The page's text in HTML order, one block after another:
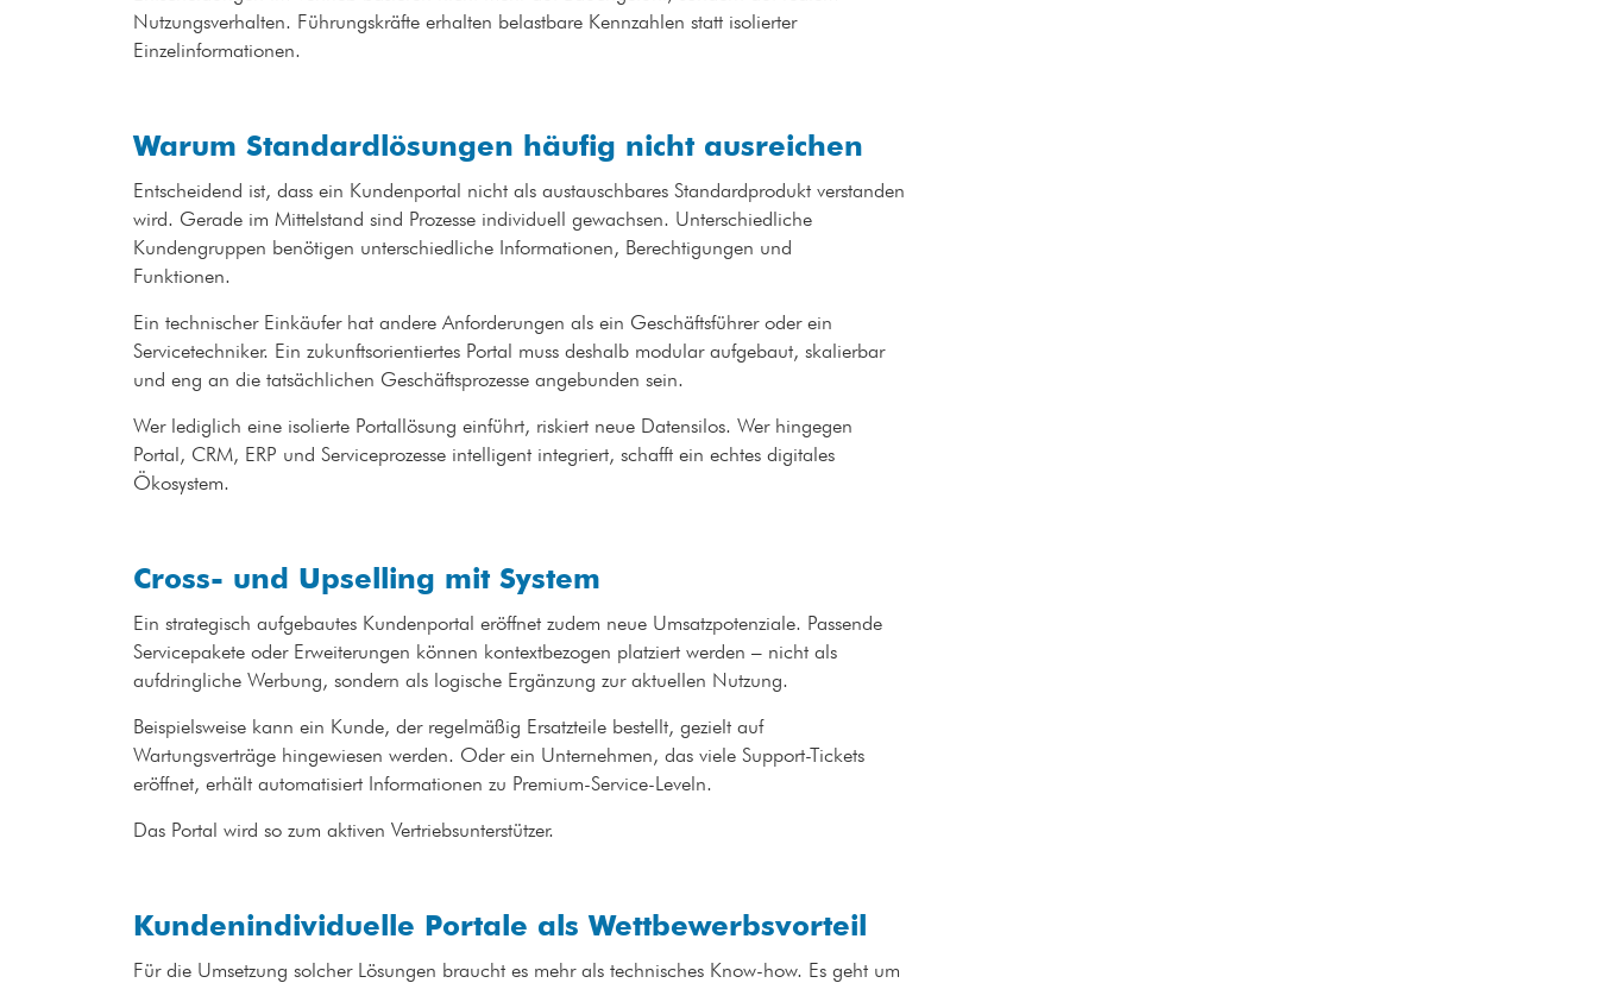
Nutzungsverhalten. Führungskräfte erhalten belastbare Kennzahlen statt isolierter
Einzelinformationen.
Warum Standardlösungen häufig nicht ausreichen
Entscheidend ist, dass ein Kundenportal nicht als austauschbares Standardprodukt verstanden
wird. Gerade im Mittelstand sind Prozesse individuell gewachsen. Unterschiedliche
Kundengruppen benötigen unterschiedliche Informationen, Berechtigungen und
Funktionen.
Ein technischer Einkäufer hat andere Anforderungen als ein Geschäftsführer oder ein
Servicetechniker. Ein zukunftsorientiertes Portal muss deshalb modular aufgebaut, skalierbar
und eng an die tatsächlichen Geschäftsprozesse angebunden sein.
Wer lediglich eine isolierte Portallösung einführt, riskiert neue Datensilos. Wer hingegen
Portal, CRM, ERP und Serviceprozesse intelligent integriert, schafft ein echtes digitales
Ökosystem.
Cross- und Upselling mit System
Ein strategisch aufgebautes Kundenportal eröffnet zudem neue Umsatzpotenziale. Passende
Servicepakete oder Erweiterungen können kontextbezogen platziert werden – nicht als
aufdringliche Werbung, sondern als logische Ergänzung zur aktuellen Nutzung.
Beispielsweise kann ein Kunde, der regelmäßig Ersatzteile bestellt, gezielt auf
Wartungsverträge hingewiesen werden. Oder ein Unternehmen, das viele Support-Tickets
eröffnet, erhält automatisiert Informationen zu Premium-Service-Leveln.
Das Portal wird so zum aktiven Vertriebsunterstützer.
Kundenindividuelle Portale als Wettbewerbsvorteil
Für die Umsetzung solcher Lösungen braucht es mehr als technisches Know-how. Es geht um